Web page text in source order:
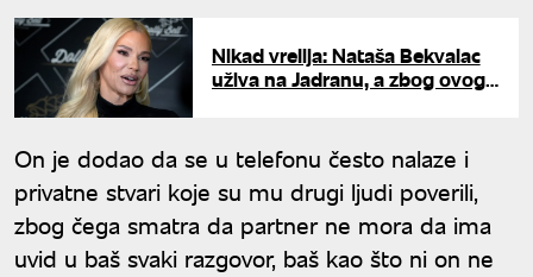
Nikad vrelija: Nataša Bekvalac
uživa na Jadranu, a zbog ovog
On je dodao da se u telefonu često nalaze i
privatne stvari koje su mu drugi ljudi poverili,
zbog čega smatra da partner ne mora da ima
uvid u baš svaki razgovor, baš kao što ni on ne